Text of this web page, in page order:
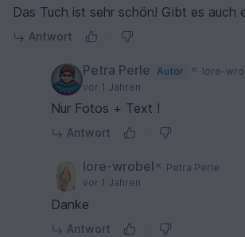
Das Tuch ist sehr schön! Gibt es auch
Antwort
Petra Perle Autor
lore-
vor 1 Jahren
Nur Fotos + Text !
Antwort
lore-wrobel
Petra Perle
vor 1 Jahren
Danke
Antwort